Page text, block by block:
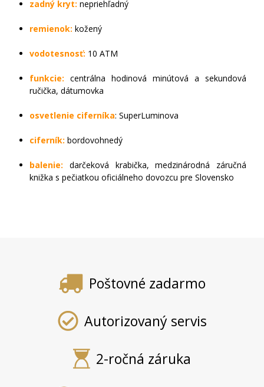
zadný kryt: nepriehľadný
remienok: kožený
vodotesnosť: 10 ATM
funkcie: centrálna hodinová minútová a sekundová
ručička, dátumovka
osvetlenie ciferníka: SuperLuminova
ciferník: bordovohnedý
balenie: darčeková krabička, medzinárodná záručná
knižka s pečiatkou oficiálneho dovozcu pre Slovensko
Poštovné zadarmo
Autorizovaný servis
2-ročná záruka